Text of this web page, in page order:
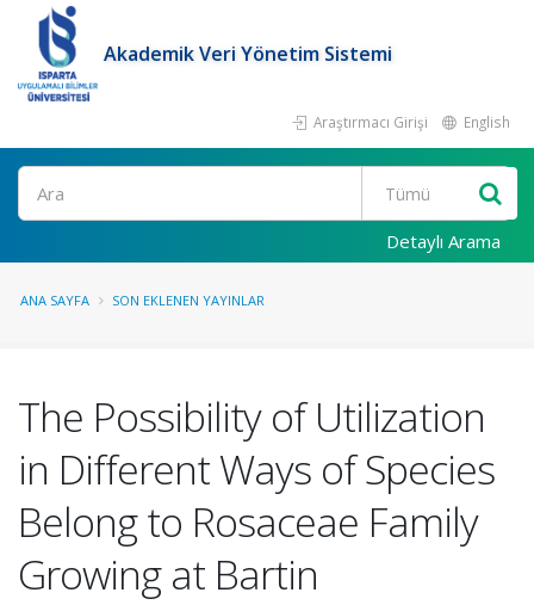
Akademik Veri Yönetim Sistemi
Araştırmacı Girişi English
Ara
Detaylı Arama
ANA SAYFA SON EKLENEN YAYINLAR
The Possibility of Utilization
in Different Ways of Species
Belong to Rosaceae Family
Growing at Bartin